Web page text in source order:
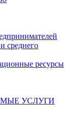
среднего
ресурсы
УСЛУГИ